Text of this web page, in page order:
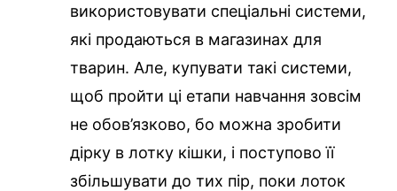
використовувати спеціальні системи,
які продаються в магазинах для
тварин. Але, купувати такі системи,
щоб пройти ці етапи навчання зовсім
не обов’язково, бо можна зробити
дірку в лотку кішки, і поступово її
збільшувати до тих пір, поки лоток